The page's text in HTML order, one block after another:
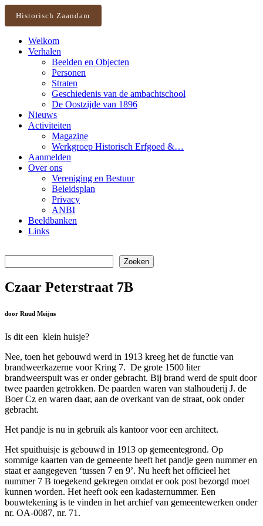
Historisch Zaandam
Welkom
Verhalen
Beelden en Objecten
Personen
Straten
Geschiedenis van de ambachtschool
De Oostzijde van 1896
Nieuws
Activiteiten
Magazine
Werkgroep Historisch Erfgoed &…
Aanmelden
Over ons
Vereniging en Bestuur
Beleidsplan
Privacy
ANBI
Beeldbanken
Links
Zoeken
Czaar Peterstraat 7B
door Ruud Meijns
Is dit een klein huisje?
Nee, toen het gebouwd werd in 1913 kreeg het de functie van
brandweerkazerne voor Kring 7. De grote 1500 liter
brandweerspuit was er onder gebracht. Bij brand werd de spuit door
twee paarden getrokken. De paarden waren van stalhouderij J. de
Boer Cz en waren daar, aan de overkant van de straat, ook onder
gebracht.
Het pandje is nu in gebruik als kantoor voor een architect.
Het spuithuisje is gebouwd in 1913 op gemeentegrond. Op
sommige kaarten van de gemeente heeft het pandje geen nummer en
staat er aangegeven ‘tussen 7 en 9’. Nu heeft het officieel het
nummer 7 B toegekend gekregen omdat er ook post bezorgd moet
kunnen worden. Het heeft ook een kadasternummer. Een
bouwtekening is te vinden in het archief van gemeentewerken onder
nr. OA-0087, nr. 71.